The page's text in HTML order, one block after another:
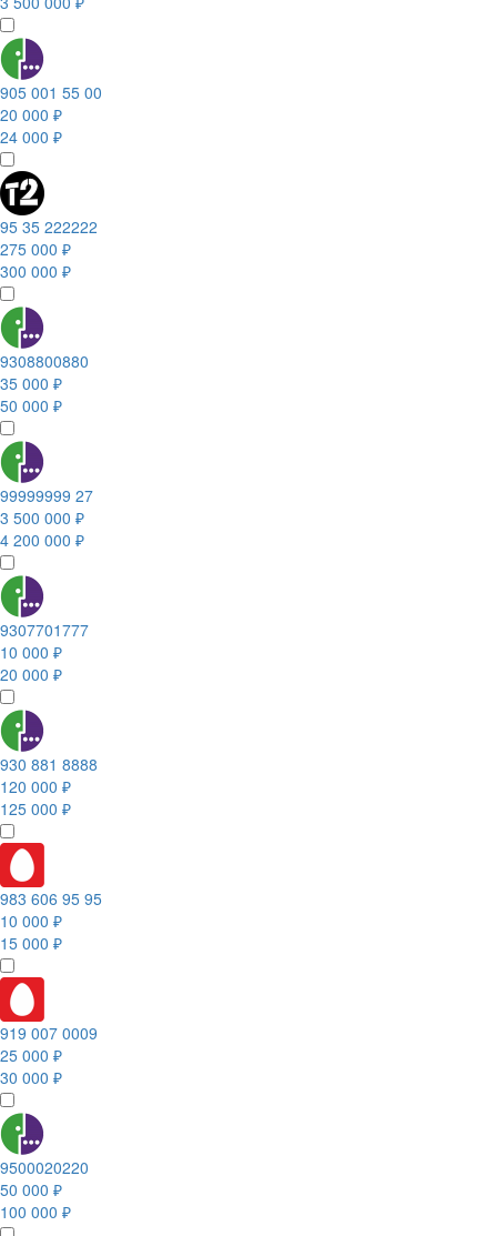
905 001 55 00
20 000 ₽
24 000 ₽
95 35 222222
275 000 ₽
300 000 ₽
9308800880
35 000 ₽
50 000 ₽
99999999 27
3 500 000 ₽
4 200 000 ₽
9307701777
10 000 ₽
20 000 ₽
930 881 8888
120 000 ₽
125 000 ₽
983 606 95 95
10 000 ₽
15 000 ₽
919 007 0009
25 000 ₽
30 000 ₽
9500020220
50 000 ₽
100 000 ₽